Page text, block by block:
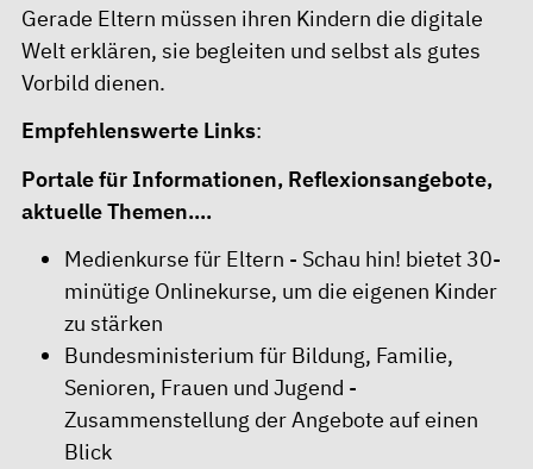
Gerade Eltern müssen ihren Kindern die digitale
Welt erklären, sie begleiten und selbst als gutes
Vorbild dienen.
Empfehlenswerte Links:
Portale für Informationen, Reflexionsangebote,
aktuelle Themen....
Medienkurse für Eltern - Schau hin! bietet 30-
minütige Onlinekurse, um die eigenen Kinder
zu stärken
Bundesministerium für Bildung, Familie,
Senioren, Frauen und Jugend -
Zusammenstellung der Angebote auf einen
Blick